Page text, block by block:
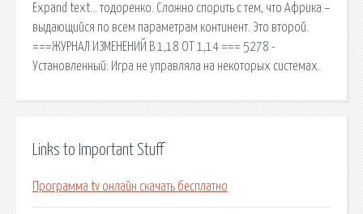
Expand text… тодоренко. Сложно спорить с тем, что Африка –
выдающийся по всем параметрам континент. Это второй.
===ЖУРНАЛ ИЗМЕНЕНИЙ В 1,18 ОТ 1,14 === 5278 -
Установленный: Игра не управляла на некоторых системах.
Links to Important Stuff
Программа tv онлайн скачать бесплатно